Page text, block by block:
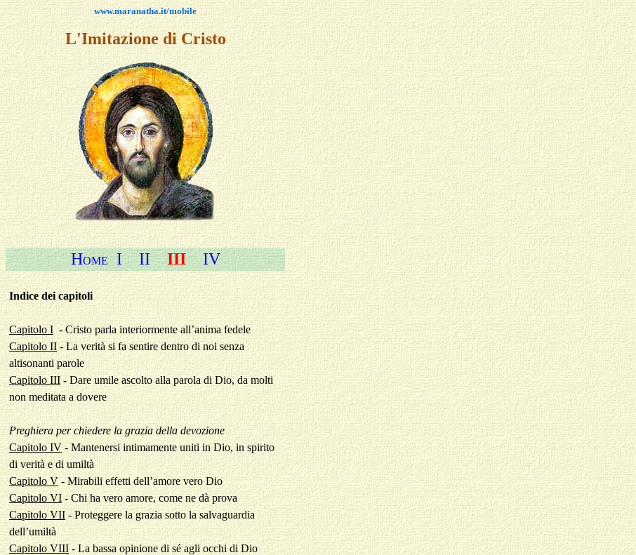
www.maranatha.it/mobile
L'Imitazione di Cristo
HOME I II III IV
Indicedei capitoli
Capitolo I - Cristo parla interiormente all’anima fedele
Capitolo II -La verità si fa sentire dentro di noi senza
altisonanti parole
Capitolo III-Dare umile ascolto alla parola di Dio, da molti
non meditata a dovere
Preghiera per chiedere la grazia della devozione
Capitolo IV- Mantenersi intimamente uniti in Dio, in spirito
di verità e di umiltà
Capitolo V- Mirabili effetti dell’amore vero Dio
Capitolo VI - Chi ha vero amore, come ne dà prova
Capitolo VII - Proteggere la grazia sotto la salvaguardia
dell’umiltà
Capitolo VIII - La bassa opinione di sé agli occhi di Dio